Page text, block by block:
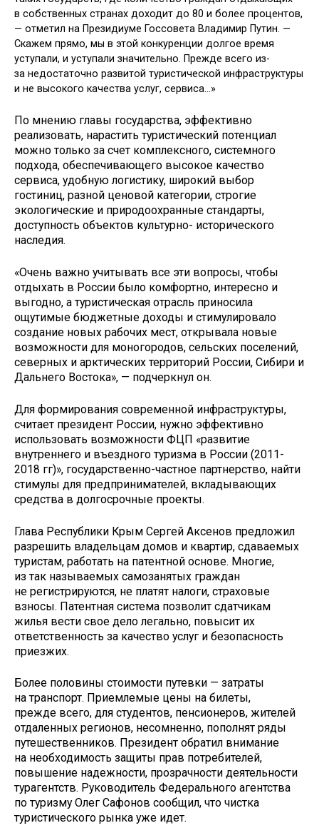
в собственных странах доходит до 80 и более процентов,
— отметил на Президиуме Госсовета Владимир Путин. —
Скажем прямо, мы в этой конкуренции долгое время
уступали, и уступали значительно. Прежде всего из-
за недостаточно развитой туристической инфраструктуры
и не высокого качества услуг, сервиса…»
По мнению главы государства, эффективно
реализовать, нарастить туристический потенциал
можно только за счет комплексного, системного
подхода, обеспечивающего высокое качество
сервиса, удобную логистику, широкий выбор
гостиниц, разной ценовой категории, строгие
экологические и природоохранные стандарты,
доступность объектов культурно- исторического
наследия.
«Очень важно учитывать все эти вопросы, чтобы
отдыхать в России было комфортно, интересно и
выгодно, а туристическая отрасль приносила
ощутимые бюджетные доходы и стимулировало
создание новых рабочих мест, открывала новые
возможности для моногородов, сельских поселений,
северных и арктических территорий России, Сибири и
Дальнего Востока», — подчеркнул он.
Для формирования современной инфраструктуры,
считает президент России, нужно эффективно
использовать возможности ФЦП «развитие
внутреннего и въездного туризма в России (2011-
2018 гг)», государственно-частное партнерство, найти
стимулы для предпринимателей, вкладывающих
средства в долгосрочные проекты.
Глава Республики Крым Сергей Аксенов предложил
разрешить владельцам домов и квартир, сдаваемых
туристам, работать на патентной основе. Многие,
из так называемых самозанятых граждан
не регистрируются, не платят налоги, страховые
взносы. Патентная система позволит сдатчикам
жилья вести свое дело легально, повысит их
ответственность за качество услуг и безопасность
приезжих.
Более половины стоимости путевки — затраты
на транспорт. Приемлемые цены на билеты,
прежде всего, для студентов, пенсионеров, жителей
отдаленных регионов, несомненно, пополнят ряды
путешественников. Президент обратил внимание
на необходимость защиты прав потребителей,
повышение надежности, прозрачности деятельности
турагентств. Руководитель Федерального агентства
по туризму Олег Сафонов сообщил, что чистка
туристического рынка уже идет.